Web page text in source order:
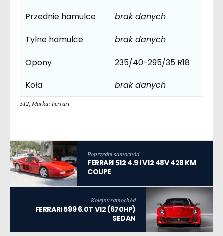
Przednie hamulce
brak danych
Tylne hamulce
brak danych
Opony
235/40-295/35 R18
Koła
brak danych
512, Marka: Ferrari
Poprzedni samochód
FERRARI 512 4.9 I V12 48V 428 KM
COUPE
Kolejny samochód
FERRARI 599 6.0T V12 (670HP)
SEDAN